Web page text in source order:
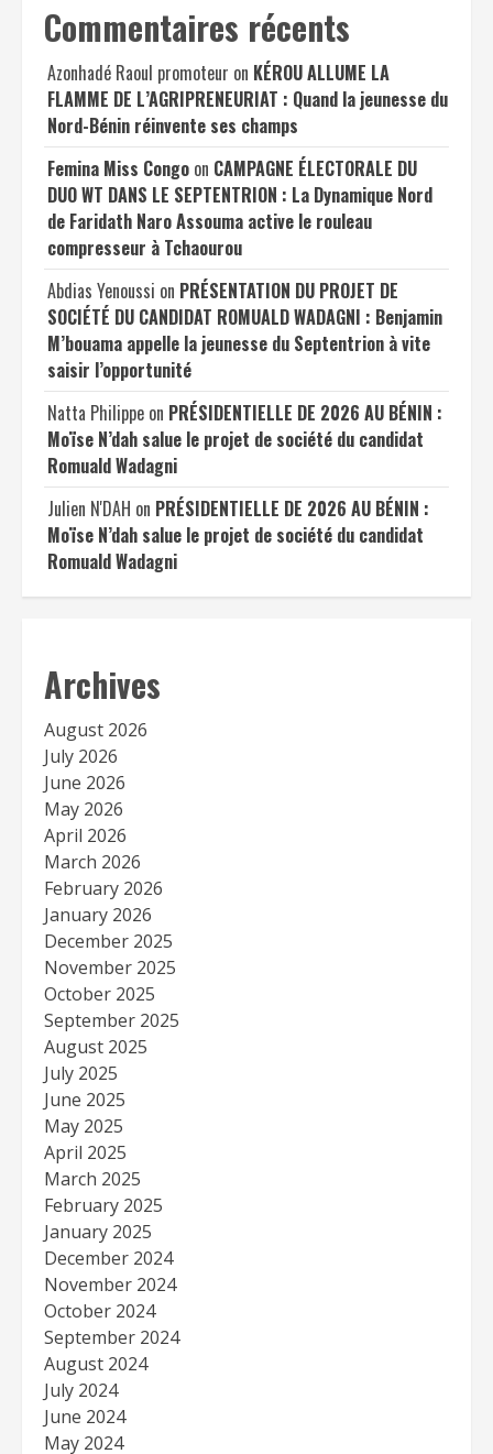
Commentaires récents
Azonhadé Raoul promoteur on KÉROU ALLUME LA
FLAMME DE L’AGRIPRENEURIAT : Quand la jeunesse du
Nord-Bénin réinvente ses champs
Femina Miss Congo on CAMPAGNE ÉLECTORALE DU
DUO WT DANS LE SEPTENTRION : La Dynamique Nord
de Faridath Naro Assouma active le rouleau
compresseur à Tchaourou
Abdias Yenoussi on PRÉSENTATION DU PROJET DE
SOCIÉTÉ DU CANDIDAT ROMUALD WADAGNI : Benjamin
M’bouama appelle la jeunesse du Septentrion à vite
saisir l’opportunité
Natta Philippe on PRÉSIDENTIELLE DE 2026 AU BÉNIN :
Moïse N’dah salue le projet de société du candidat
Romuald Wadagni
Julien N'DAH on PRÉSIDENTIELLE DE 2026 AU BÉNIN :
Moïse N’dah salue le projet de société du candidat
Romuald Wadagni
Archives
August 2026
July 2026
June 2026
May 2026
April 2026
March 2026
February 2026
January 2026
December 2025
November 2025
October 2025
September 2025
August 2025
July 2025
June 2025
May 2025
April 2025
March 2025
February 2025
January 2025
December 2024
November 2024
October 2024
September 2024
August 2024
July 2024
June 2024
May 2024